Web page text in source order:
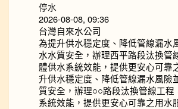
停水
2026-08-08, 09:36
台灣自來水公司
為提升供水穩定度、降低管線漏水
水水質安全，辦理西平路段汰換管
體供水系統效能，提供更安心可靠
升供水穩定度、降低管線漏水風險
質安全，辦理○○路段汰換管線工程
系統效能，提供更安心可靠之用水